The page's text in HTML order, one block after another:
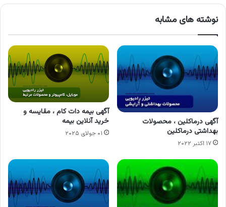
نوشته های مشابه
آگهی درماکلین ، محصولات
بهداشتی درماکلین
۱۷ اکتبر ۲۰۲۲
آگهی بیمه دات کام ، مقایسه و
خرید آنلاین بیمه
۰۱ جولای ۲۰۲۵